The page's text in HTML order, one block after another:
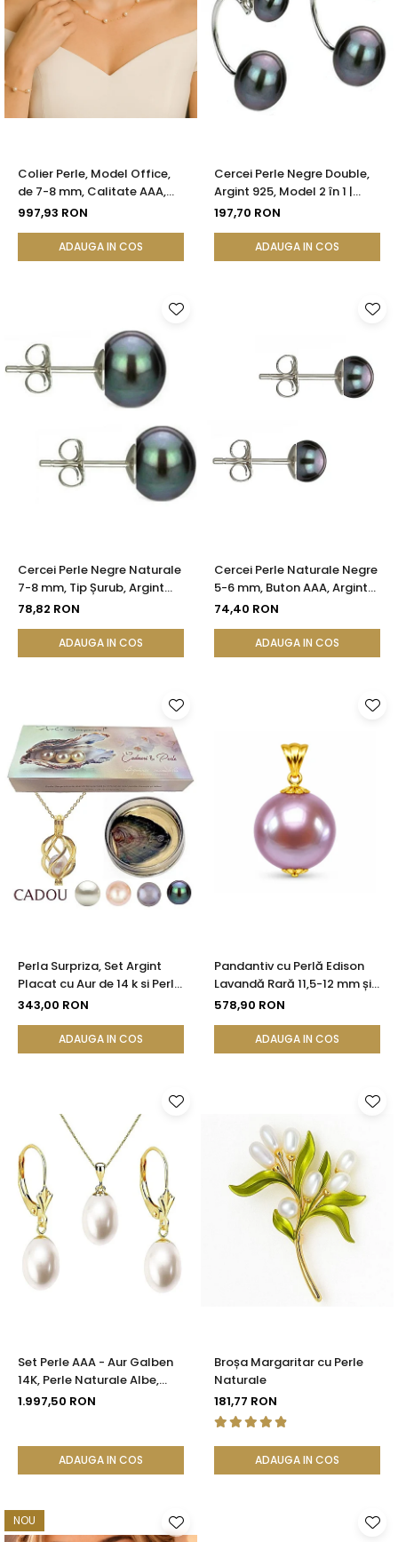
Colier Perle, Model Office,
de 7-8 mm, Calitate AAA,
Aur 14K | KASKADDA®
997,93 RON
ADAUGA IN COS
Cercei Perle Negre Double,
Argint 925, Model 2 în 1 |
KASKADDA®
197,70 RON
ADAUGA IN COS
Cercei Perle Negre Naturale
7-8 mm, Tip Șurub, Argint
925 - Calitate AAA |
78,82 RON
ADAUGA IN COS
Cercei Perle Naturale Negre
5-6 mm, Buton AAA, Argint
925, Tip Șurub | KASKADDA®
74,40 RON
ADAUGA IN COS
Perla Surpriza, Set Argint
Placat cu Aur de 14 k si Perle
Naturale
343,00 RON
ADAUGA IN COS
Pandantiv cu Perlă Edison
Lavandă Rară 11,5-12 mm și
Aur 14K (aur 585) |
578,90 RON
ADAUGA IN COS
Set Perle AAA - Aur Galben
14K, Perle Naturale Albe,
Formă Lacrimă, 8/5 mm|
1.997,50 RON
ADAUGA IN COS
Broșa Margaritar cu Perle
Naturale
181,77 RON
ADAUGA IN COS
NOU